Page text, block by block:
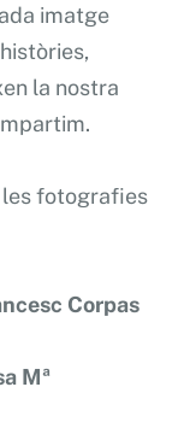
imatge
la nostra
les fotografies
Corpas
Mª